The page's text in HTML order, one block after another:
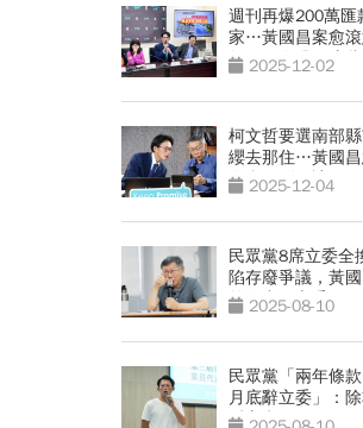
週刊再爆200萬匯
家…黃國昌案愈
師：兩人恐犯這些
2025-12-02
柯文哲要選南部
纓去那住…黃國昌
白合：別再讓3％6
2025-12-04
民眾黨8席立委全
陷存廢爭議，黃
首位中配立委？
2025-08-10
民眾黨「兩年條
月底辭立委」：
反方意見